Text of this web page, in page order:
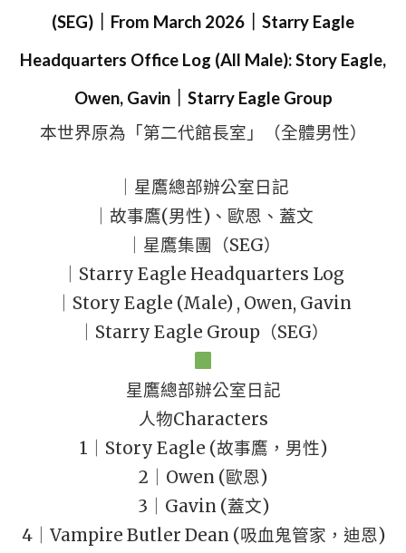
(SEG)｜From March 2026｜Starry Eagle
Headquarters Office Log (All Male): Story Eagle,
Owen, Gavin｜Starry Eagle Group
本世界原為「第二代館長室」（全體男性）
｜星鷹總部辦公室日記
｜故事鷹(男性)、歐恩、蓋文
｜星鷹集團（SEG）
｜Starry Eagle Headquarters Log
｜Story Eagle (Male) , Owen, Gavin
｜Starry Eagle Group（SEG）
星鷹總部辦公室日記
人物Characters
1｜Story Eagle (故事鷹，男性)
2｜Owen (歐恩)
3｜Gavin (蓋文)
4｜Vampire Butler Dean (吸血鬼管家，迪恩)